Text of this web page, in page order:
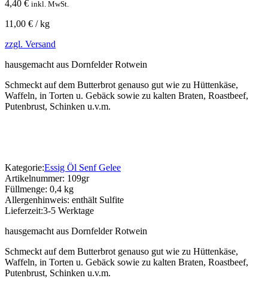
4,40 € inkl. MwSt.
11,00 € / kg
zzgl. Versand
hausgemacht aus Dornfelder Rotwein
Schmeckt auf dem Butterbrot genauso gut wie zu Hüttenkäse,
Waffeln, in Torten u. Gebäck sowie zu kalten Braten, Roastbeef,
Putenbrust, Schinken u.v.m.
Kategorie:Essig Öl Senf Gelee
Artikelnummer: 109gr
Füllmenge: 0,4 kg
Allergenhinweis: enthält Sulfite
Lieferzeit:3-5 Werktage
hausgemacht aus Dornfelder Rotwein
Schmeckt auf dem Butterbrot genauso gut wie zu Hüttenkäse,
Waffeln, in Torten u. Gebäck sowie zu kalten Braten, Roastbeef,
Putenbrust, Schinken u.v.m.